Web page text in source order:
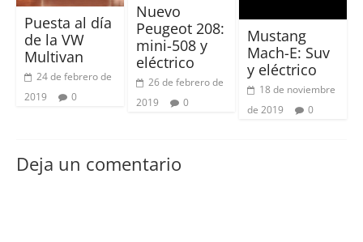
Puesta al día
de la VW
Multivan
24 de febrero de
2019
0
Nuevo
Peugeot 208:
mini-508 y
eléctrico
26 de febrero de
2019
0
Mustang
Mach-E: Suv
y eléctrico
18 de noviembre
de 2019
0
Deja un comentario